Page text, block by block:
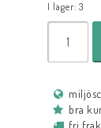
I lager: 3
bra